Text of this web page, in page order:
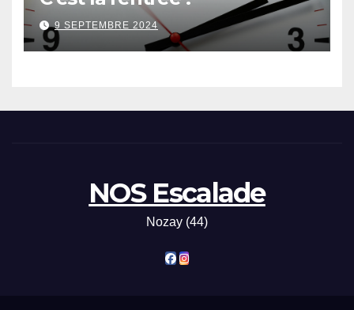
9 SEPTEMBRE 2024
NOS Escalade
Nozay (44)